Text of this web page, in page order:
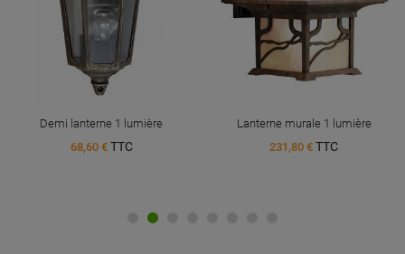
Demi lanterne 1 lumière
68,60 € TTC
Lanterne murale 1 lumière
231,80 € TTC